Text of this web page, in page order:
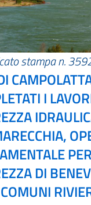
stampa n.
I
DI